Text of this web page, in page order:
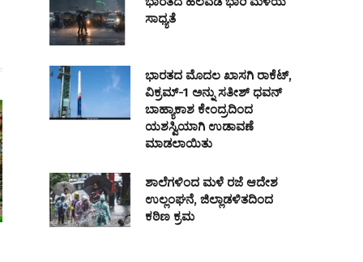
ಸಾಧ್ಯತೆ
ಭಾರತದ ಮೊದಲ ಖಾಸಗಿ ರಾಕೆಟ್,
ವಿಕ್ರಮ್-1 ಅನ್ನು ಸತೀಶ್ ಧವನ್
ಬಾಹ್ಯಾಕಾಶ ಕೇಂದ್ರದಿಂದ
ಯಶಸ್ವಿಯಾಗಿ ಉಡಾವಣೆ
ಮಾಡಲಾಯಿತು
ಶಾಲೆಗಳಿಂದ ಮಳೆ ರಜೆ ಆದೇಶ
ಉಲ್ಲಂಘನೆ, ಜಿಲ್ಲಾಡಳಿತದಿಂದ
ಕಠಿಣ ಕ್ರಮ